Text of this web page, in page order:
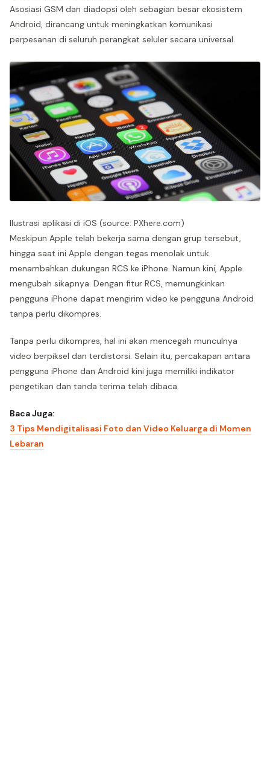
Asosiasi GSM dan diadopsi oleh sebagian besar ekosistem
Android, dirancang untuk meningkatkan komunikasi
perpesanan di seluruh perangkat seluler secara universal.
Ilustrasi aplikasi di iOS (source: PXhere.com)
Meskipun Apple telah bekerja sama dengan grup tersebut,
hingga saat ini Apple dengan tegas menolak untuk
menambahkan dukungan RCS ke iPhone. Namun kini, Apple
mengubah sikapnya. Dengan fitur RCS, memungkinkan
pengguna iPhone dapat mengirim video ke pengguna Android
tanpa perlu dikompres.
Tanpa perlu dikompres, hal ini akan mencegah munculnya
video berpiksel dan terdistorsi. Selain itu, percakapan antara
pengguna iPhone dan Android kini juga memiliki indikator
pengetikan dan tanda terima telah dibaca.
Baca Juga:
3 Tips Mendigitalisasi Foto dan Video Keluarga di Momen
Lebaran